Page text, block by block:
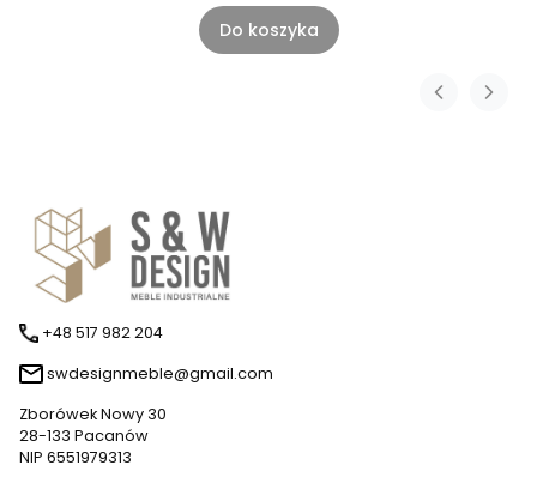
Do koszyka
+48 517 982 204
swdesignmeble@gmail.com
Zborówek Nowy 30
28-133 Pacanów
NIP 6551979313